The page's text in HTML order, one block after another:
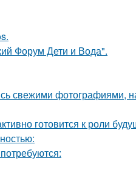
Форум Дети и Вода".
свежими фотографиями,
готовится к роли